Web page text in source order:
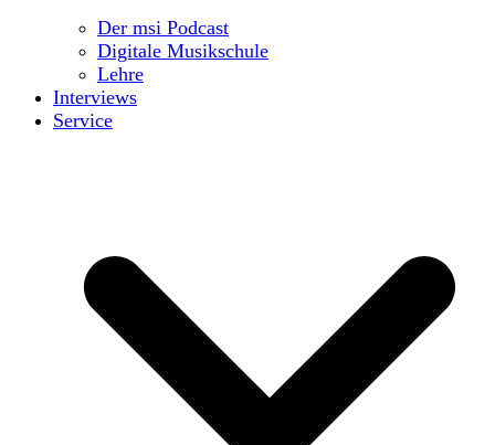
Der msi Podcast
Digitale Musikschule
Lehre
Interviews
Service